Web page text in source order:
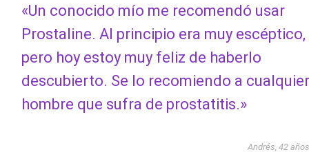
«Un conocido mío me recomendó usar
Prostaline. Al principio era muy escéptico,
pero hoy estoy muy feliz de haberlo
descubierto. Se lo recomiendo a cualquier
hombre que sufra de prostatitis.»
Andrés, 42 años